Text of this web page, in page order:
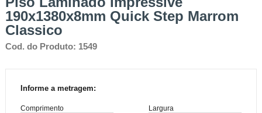
190x1380x8mm Quick Step Marrom
Classico
Cod. do Produto: 1549
Informe a metragem:
Comprimento Largura